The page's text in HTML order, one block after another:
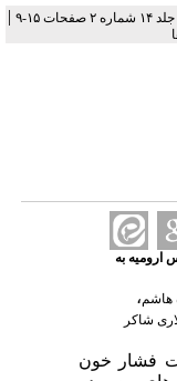
جلد ۱۴ شماره ۲ صفحات ۱۵-۹ |
به
هاشم،
شاکر
فشار خون